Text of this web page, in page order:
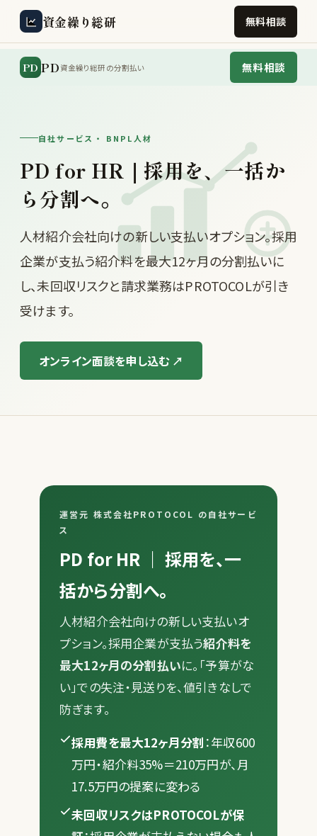
資金繰り総研 無料相談
PD PD資金繰り総研の分割払い 無料相談
自社サービス ・ BNPL人材
PD for HR｜採用を、一括か
ら分割へ。
人材紹介会社向けの新しい支払いオプション。採用
企業が支払う紹介料を最大12ヶ月の分割払いに
し、未回収リスクと請求業務はPROTOCOLが引き
受けます。
オンライン面談を申し込む ↗
運営元 株式会社PROTOCOL の自社サービ
ス
PD for HR ｜ 採用を、一
括から分割へ。
人材紹介会社向けの新しい支払いオ
プション。採用企業が支払う紹介料を
最大12ヶ月の分割払いに。「予算がな
い」での失注・見送りを、値引きなしで
防ぎます。
採用費を最大12ヶ月分割 ：年収600
万円・紹介料35%＝210万円が、月
17.5万円の提案に変わる
未回収リスクはPROTOCOLが保